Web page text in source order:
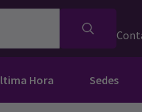
Hora Sedes